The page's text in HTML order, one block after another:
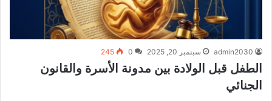
admin2030 سبتمبر 20, 2025 0
245
الطفل قبل الولادة بين مدونة الأسرة والقانون
الجنائي